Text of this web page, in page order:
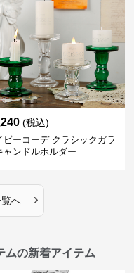
(税込)
ビーコーデ クラシックガラ
ャンドルホルダー
へ ›
ムの新着アイテム